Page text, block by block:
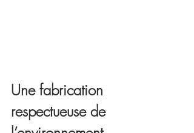
Une fabrication
respectueuse de